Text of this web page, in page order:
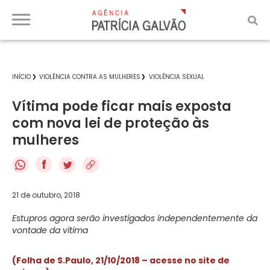
INÍCIO VIOLÊNCIA CONTRA AS MULHERES VIOLÊNCIA SEXUAL
Vítima pode ficar mais exposta
com nova lei de proteção às
mulheres
f
21 de outubro, 2018
Estupros agora serão investigados independentemente da
vontade da vítima
(Folha de S.Paulo, 21/10/2018 – acesse no site de